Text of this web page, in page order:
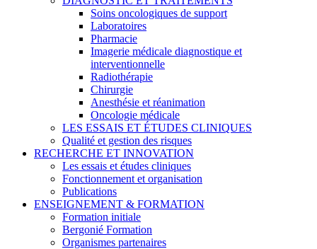
Soins oncologiques de support
Laboratoires
Pharmacie
Imagerie médicale diagnostique et
interventionnelle
Radiothérapie
Chirurgie
Anesthésie et réanimation
Oncologie médicale
LES ESSAIS ET ÉTUDES CLINIQUES
Qualité et gestion des risques
RECHERCHE ET INNOVATION
Les essais et études cliniques
Fonctionnement et organisation
Publications
ENSEIGNEMENT & FORMATION
Formation initiale
Bergonié Formation
Organismes partenaires